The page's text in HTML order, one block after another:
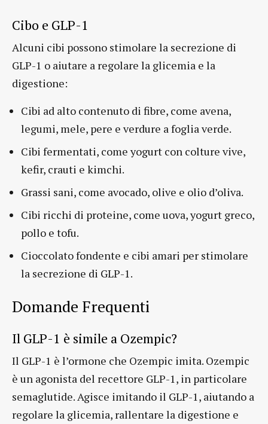
Cibo e GLP-1
Alcuni cibi possono stimolare la secrezione di
GLP-1 o aiutare a regolare la glicemia e la
digestione:
Cibi ad alto contenuto di fibre, come avena,
legumi, mele, pere e verdure a foglia verde.
Cibi fermentati, come yogurt con colture vive,
kefir, crauti e kimchi.
Grassi sani, come avocado, olive e olio d’oliva.
Cibi ricchi di proteine, come uova, yogurt greco,
pollo e tofu.
Cioccolato fondente e cibi amari per stimolare
la secrezione di GLP-1.
Domande Frequenti
Il GLP-1 è simile a Ozempic?
Il GLP-1 è l’ormone che Ozempic imita. Ozempic
è un agonista del recettore GLP-1, in particolare
semaglutide. Agisce imitando il GLP-1, aiutando a
regolare la glicemia, rallentare la digestione e